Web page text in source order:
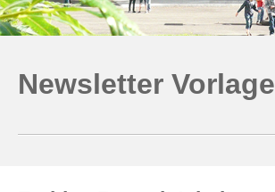
Newsletter Vorlage